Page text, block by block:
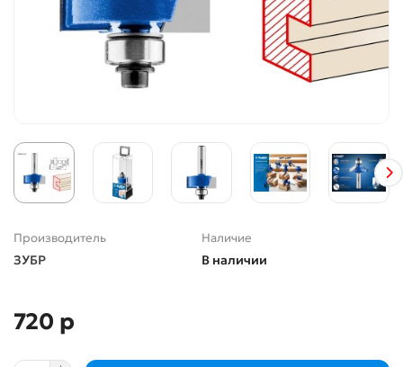
Производитель
ЗУБР
Наличие
В наличии
720 р